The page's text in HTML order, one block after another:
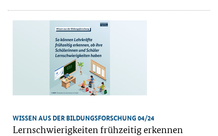
WISSEN AUS DER BILDUNGSFORSCHUNG 04/24
Lernschwierigkeiten frühzeitig erkennen